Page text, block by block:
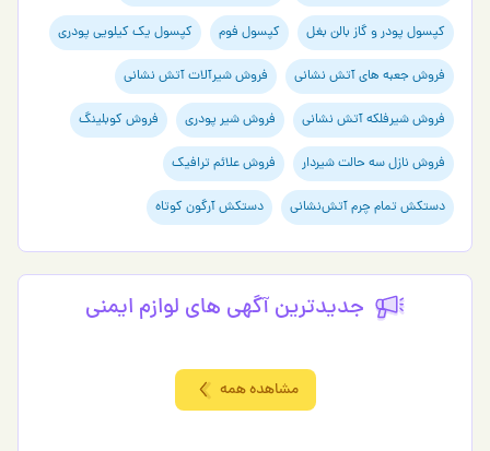
کپسول پودر و گاز بالن بغل کپسول فوم کپسول یک کیلویی پودری
فروش جعبه های آتش نشانی فروش شیرآلات آتش نشانی
فروش شیرفلکه آتش نشانی فروش شیر پودری فروش کوبلینگ
فروش نازل سه حالت شیردار فروش علائم ترافیک
دستکش تمام چرم آتش‌نشانی دستکش آرگون کوتاه
جدیدترین آگهی های لوازم ایمنی
مشاهده همه